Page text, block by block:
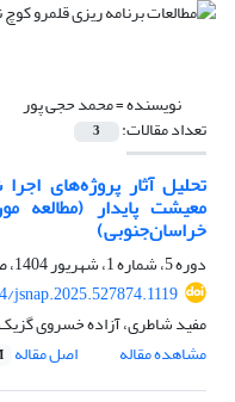
نویسنده =محمد حجی پور
تعداد مقالات: 3
تحلیل آثار پروژه‌های
معیشت پایدار (مطالعه
خراسان‌جنوبی)
دوره 5، شماره 1، شهریور 1404، صفحه
jsnap.2025.527874.1119
مفید شاطری، آزاده خسروی
مشاهده مقاله
اصل مقاله